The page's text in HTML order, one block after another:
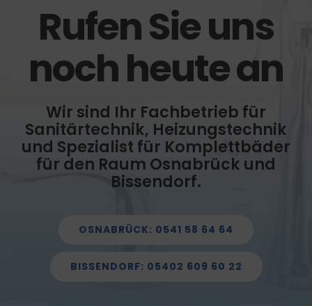
Rufen Sie uns
noch heute an
Wir sind Ihr Fachbetrieb für
Sanitärtechnik, Heizungstechnik
und Spezialist für Komplettbäder
für den Raum Osnabrück und
Bissendorf.
OSNABRÜCK: 0541 58 64 64
BISSENDORF: 05402 609 60 22